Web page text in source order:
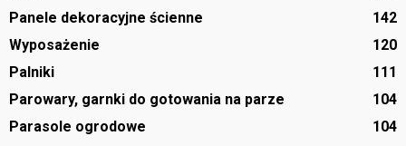
Panele dekoracyjne ścienne
142
Wyposażenie
120
Palniki
111
Parowary, garnki do gotowania na parze
104
Parasole ogrodowe
104